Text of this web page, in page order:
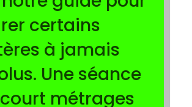
certains
à jamais
Une séance
métrages
Pays-Bas · 2025 · 15’ | VOstFR
père Caïman)
USA · 2024 · 16’ | VOstFR